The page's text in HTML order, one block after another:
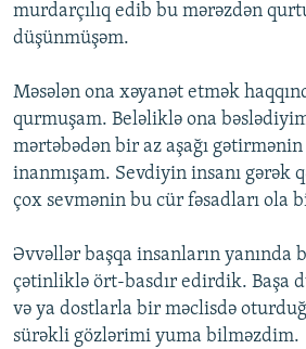
murdarçılıq edib bu mərəzdən
düşünmüşəm.
Məsələn ona xəyanət etmək
qurmuşam. Beləliklə ona
mərtəbədən bir az aşağı gətirmənin
inanmışam. Sevdiyin insanı gərək
çox sevmənin bu cür fəsadları ola
Əvvəllər başqa insanların yanında
çətinliklə ört-basdır edirdik. Başa
və ya dostlarla bir məclisdə
sürəkli gözlərimi yuma bilməzdim.